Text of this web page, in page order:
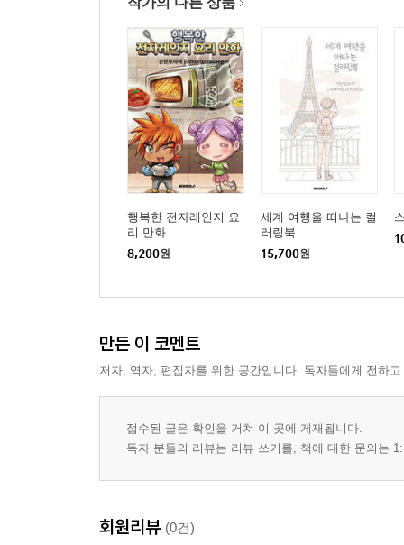
21. 자유의 여신상 - *Statue of Liberty*
22. 엠파이어 스테이트 빌딩 - *Empire State
23. 그랜드 캐니언 - *Grand Canyon*
24. 나이아가라 폭포 - *Niagara Falls*
25. CN 타워 - *CN Tower*
26. 마추픽추 - *Machu Picchu*
### **남아메리카 (South America)**
27. 크라이스트 더 리디머 - *Christ the Redeemer*
28. 이과수 폭포 - *Iguazu Falls*
29. 라파스 케이블카 - *La Paz Cable Car*
31. 스핑크스 - *Great Sphinx of Giza*
32. 빅토리아 폭포 - *Victoria Falls*
### **오세아니아 (Oceania)**
33. 시드니 오페라 하우스 - *Sydney Opera House*
36. 스카이 타워 - *Sky Tower*
행복한 전자레인지 요
리 만화
8,200원
세계 여행을 떠나는 컬
러링북
15,700원
만든 이 코멘트
저자, 역자, 편집자를 위한 공간입니다. 독자들에게 전하
접수된 글은 확인을 거쳐 이 곳에 게재됩니다.
독자 분들의 리뷰는 리뷰 쓰기를, 책에 대한 문의는
회원리뷰 (0건)